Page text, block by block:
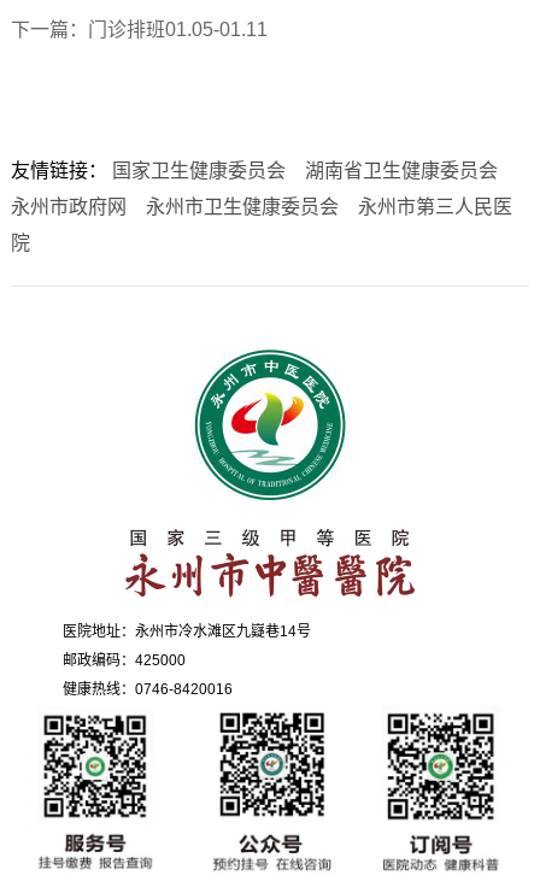
下一篇：门诊排班01.05-01.11
友情链接： 国家卫生健康委员会
湖南省卫生健康委员会
永州市政府网
永州市卫生健康委员会
永州市第三人民医
院
医院地址：永州市冷水滩区九嶷巷14号
邮政编码：425000
健康热线：0746-8420016